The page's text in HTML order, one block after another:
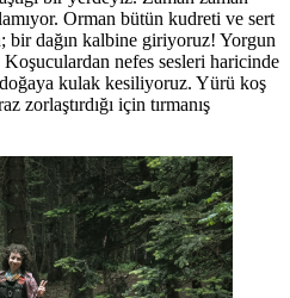
Orman bütün kudreti ve sert
bir dağın kalbine giriyoruz! Yorgun
nefes sesleri haricinde
doğaya kulak kesiliyoruz. Yürü koş
zorlaştırdığı için tırmanış